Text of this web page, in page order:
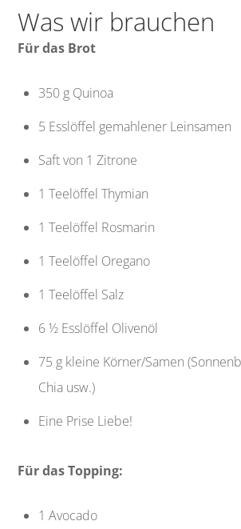
Was wir brauchen
Für das Brot
350 g Quinoa
5 Esslöffel gemahlener Leinsamen
Saft von 1 Zitrone
1 Teelöffel Thymian
1 Teelöffel Rosmarin
1 Teelöffel Oregano
1 Teelöffel Salz
6 ½ Esslöffel Olivenöl
75 g kleine Körner/Samen
Chia usw.)
Eine Prise Liebe!
Für das Topping:
1 Avocado